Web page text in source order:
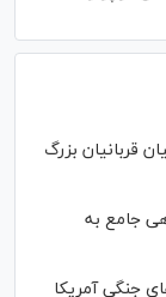
قربانیان بزرگ
جامع به
جنگی آمریکا